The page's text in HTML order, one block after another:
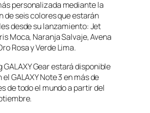
personalizada mediante la
de seis colores que estarán
desde su lanzamiento: Jet
Moca, Naranja Salvaje, Avena
Rosa y Verde Lima.
GALAXY Gear estará disponible
GALAXY Note 3 en más de
de todo el mundo a partir del